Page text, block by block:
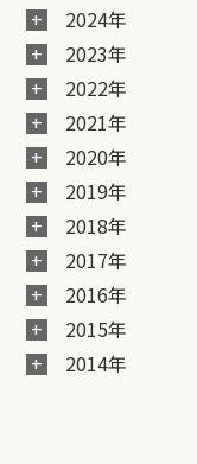
2024年
2023年
2022年
2021年
2020年
2019年
2018年
2017年
2016年
2015年
2014年